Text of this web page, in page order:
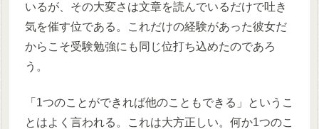
いるが、その大変さは文章を読んでいるだけで吐き
気を催す位である。これだけの経験があった彼女だ
からこそ受験勉強にも同じ位打ち込めたのであろ
う。
「1つのことができれば他のこともできる」というこ
とはよく言われる。これは大方正しい。何か1つのこ